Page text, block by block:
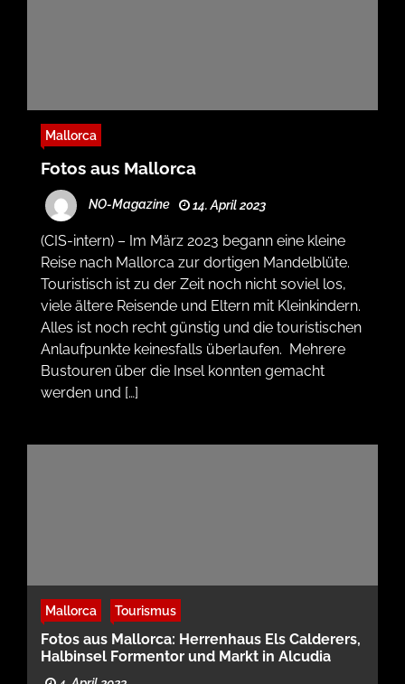
Mallorca
Fotos aus Mallorca
NO-Magazine 14. April 2023
(CIS-intern) – Im März 2023 begann eine kleine
Reise nach Mallorca zur dortigen Mandelblüte.
Touristisch ist zu der Zeit noch nicht soviel los,
viele ältere Reisende und Eltern mit Kleinkindern.
Alles ist noch recht günstig und die touristischen
Anlaufpunkte keinesfalls überlaufen. Mehrere
Bustouren über die Insel konnten gemacht
werden und […]
Mallorca Tourismus
Fotos aus Mallorca: Herrenhaus Els Calderers,
Halbinsel Formentor und Markt in Alcudia